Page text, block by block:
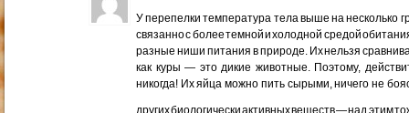
У перепелки температура тела выше на несколько
связанно с более темной и холодной средой
разные ниши питания в природе. Их нельзя
как куры — это дикие животные. Поэтому,
никогда! Их яйца можно пить сырыми, ничего не